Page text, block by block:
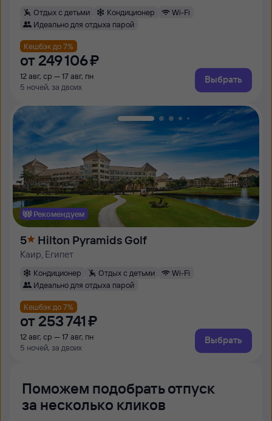
Отдых с детьми Кондиционер
Wi-Fi
Идеально для отдыха парой
Кешбэк до 7%
от 249 ⁠106 ⁠₽
12 авг, ср — 17 авг, пн
5 ночей, за двоих
Выбрать
Рекомендуем
5 Hilton Pyramids Golf
Каир, Египет
Кондиционер Отдых с детьми
Wi-Fi
Идеально для отдыха парой
Кешбэк до 7%
от 253 ⁠741 ⁠₽
12 авг, ср — 17 авг, пн
5 ночей, за двоих
Выбрать
Поможем подобрать отпуск
за несколько кликов